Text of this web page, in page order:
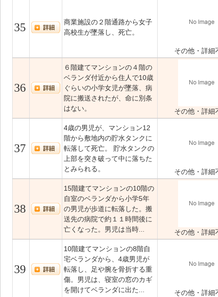
35
商業施設の２階通路から女子
高校生が墜落し、死亡。
その他・詳細
36
６階建てマンションの４階の
ベランダ付近から住人で10歳
ぐらいの小学女児が墜落、病
院に搬送されたが、命に別条
はない。
その他・詳細
37
4歳の男児が、マンション12
階から敷地内の貯水タンクに
転落して死亡。 貯水タンクの
上部を突き破って中に落ちた
とみられる。
その他・詳細
38
15階建てマンションの10階の
自室のベランダから小学5年
の男児が歩道に転落した。搬
送先の病院で約１１時間後に
亡くなった。男児は当時...
その他・詳細
39
10階建てマンションの8階自
宅ベランダから、4歳男児が
転落し、足や腕を骨折する重
傷。男児は、寝室の窓のカギ
を開けてベランダに出た...
その他・詳細